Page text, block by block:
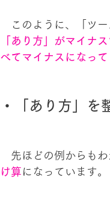
このように、「ツー
「あり方」がマイナ
べてマイナスになって
・「あり方」を
先ほどの例からもわ
け算になっています。